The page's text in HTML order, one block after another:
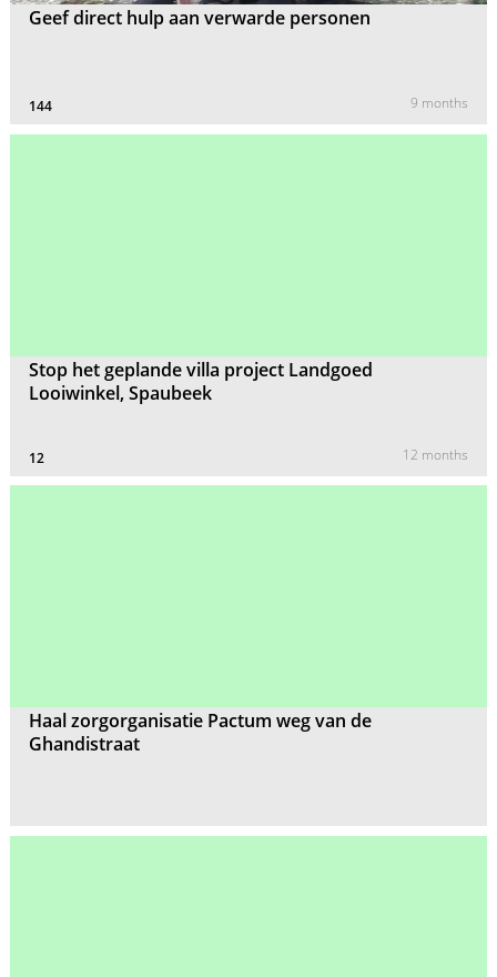
Geef direct hulp aan verwarde personen
144 9 months
Stop het geplande villa project Landgoed
Looiwinkel, Spaubeek
12 12 months
Haal zorgorganisatie Pactum weg van de
Ghandistraat